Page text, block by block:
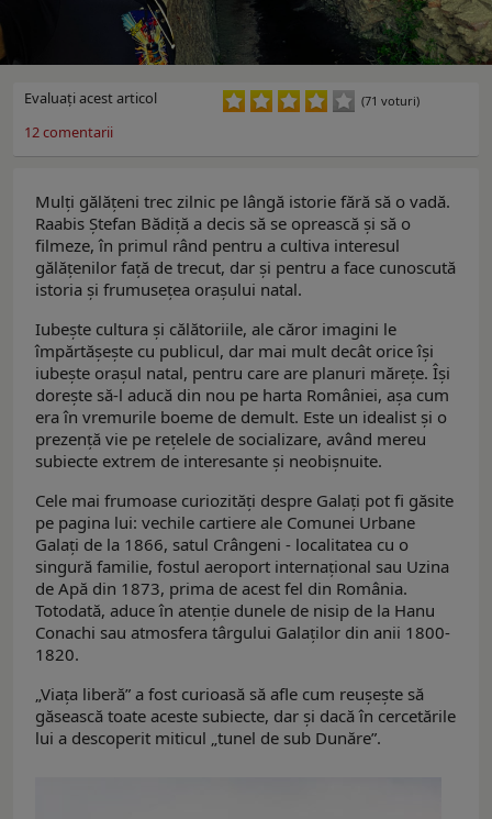
Evaluaţi acest articol (71 voturi)
12comentarii
Mulți gălățeni trec zilnic pe lângă istorie fără să o vadă.
Raabis Ștefan Bădiță a decis să se oprească și să o
filmeze, în primul rând pentru a cultiva interesul
gălățenilor față de trecut, dar și pentru a face cunoscută
istoria și frumusețea orașului natal.
Iubește cultura și călătoriile, ale căror imagini le
împărtășește cu publicul, dar mai mult decât orice își
iubește orașul natal, pentru care are planuri mărețe. Își
dorește să-l aducă din nou pe harta României, așa cum
era în vremurile boeme de demult. Este un idealist și o
prezență vie pe rețelele de socializare, având mereu
subiecte extrem de interesante și neobișnuite.
Cele mai frumoase curiozități despre Galați pot fi găsite
pe pagina lui: vechile cartiere ale Comunei Urbane
Galați de la 1866, satul Crângeni - localitatea cu o
singură familie, fostul aeroport internațional sau Uzina
de Apă din 1873, prima de acest fel din România.
Totodată, aduce în atenție dunele de nisip de la Hanu
Conachi sau atmosfera târgului Galaților din anii 1800-
1820.
„Viața liberă” a fost curioasă să afle cum reușește să
găsească toate aceste subiecte, dar și dacă în cercetările
lui a descoperit miticul „tunel de sub Dunăre”.